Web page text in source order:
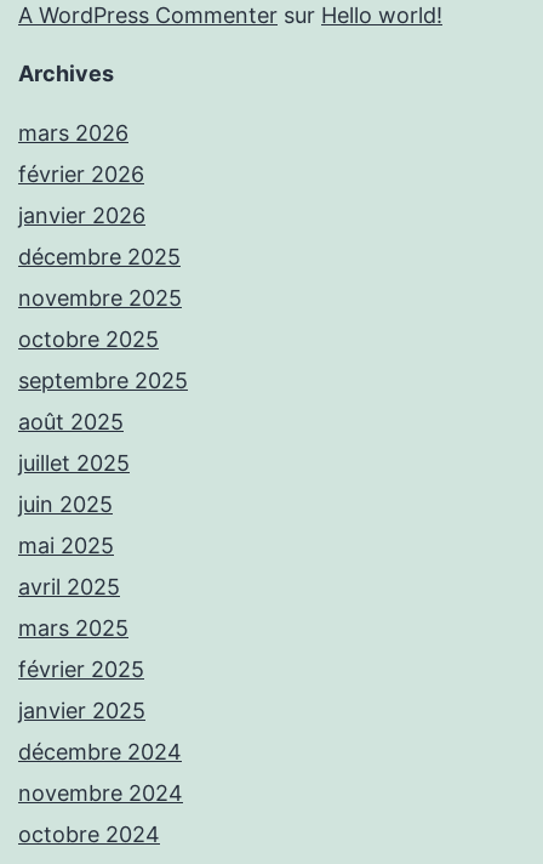
A WordPress Commenter sur Hello world!
Archives
mars 2026
février 2026
janvier 2026
décembre 2025
novembre 2025
octobre 2025
septembre 2025
août 2025
juillet 2025
juin 2025
mai 2025
avril 2025
mars 2025
février 2025
janvier 2025
décembre 2024
novembre 2024
octobre 2024